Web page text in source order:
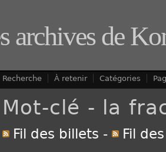
archives de
Recherche À retenir Catégories
Mot-clé - la
Fil des billets - Fil